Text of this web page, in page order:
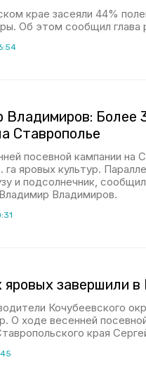
крае засеяли 44%
Об этом сообщил глава
Владимиров: Более
Ставрополье
посевной кампании на
яровых культур.
и подсолнечник,
Владимиров.
яровых завершили в
Кочубеевского
О ходе весенней
края